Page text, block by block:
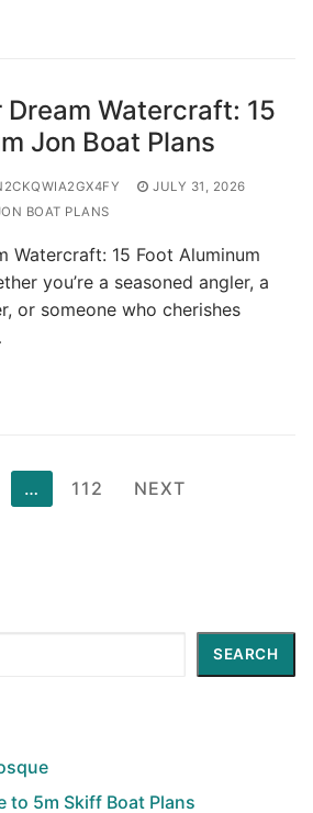
Dream Watercraft: 15
Jon Boat Plans
JULY 31, 2026
BOAT PLANS
Watercraft: 15 Foot Aluminum
you’re a seasoned angler, a
or someone who cherishes
… 112 NEXT
SEARCH
to 5m Skiff Boat Plans